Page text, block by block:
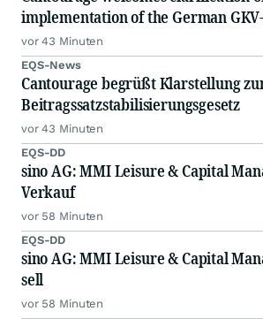
implementation of the German
vor 43 Minuten
EQS-News
Cantourage begrüßt Klarstellung
Beitragssatzstabilisierungsgesetz
vor 43 Minuten
EQS-DD
sino AG: MMI Leisure & Capital
Verkauf
vor 58 Minuten
EQS-DD
sino AG: MMI Leisure & Capital
sell
vor 58 Minuten